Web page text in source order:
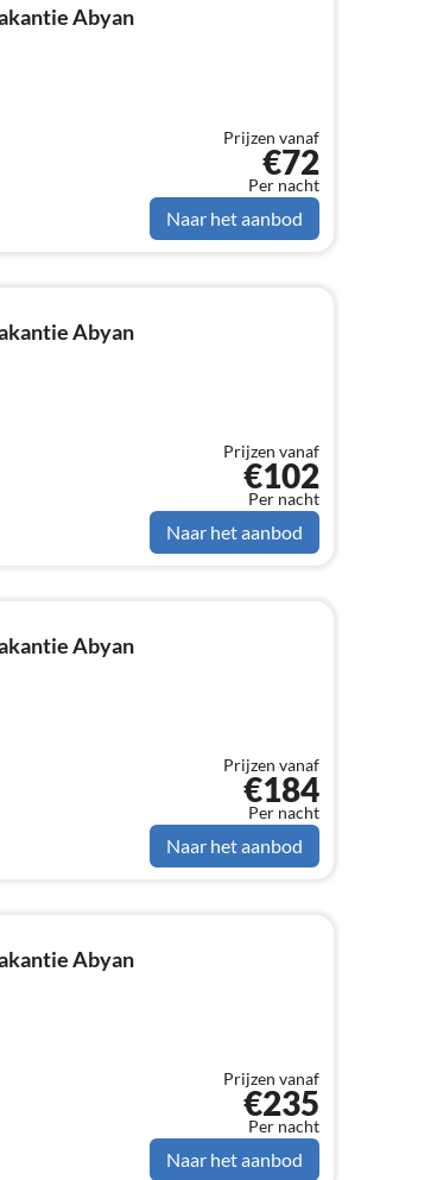
Abyan
Prijzen vanaf
€72
Per nacht
Naar het aanbod
Abyan
Prijzen vanaf
€102
Per nacht
Naar het aanbod
Abyan
Prijzen vanaf
€184
Per nacht
Naar het aanbod
Abyan
Prijzen vanaf
€235
Per nacht
Naar het aanbod